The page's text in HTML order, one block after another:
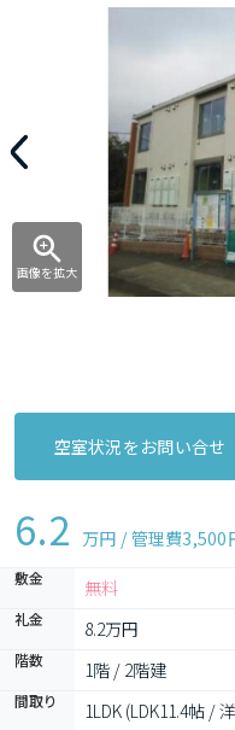
画像を拡大
空室状況をお問い合せ
6.2 万円 / 管理費3,500
敷金 無料
礼金 8.2万円
階数 1階 / 2階建
間取り 1LDK (LDK11.4帖 /